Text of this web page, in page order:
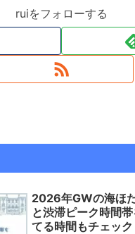
ruiをフォローする
2026年GWの海ほ
と渋滞ピーク時間
てる時間もチェック